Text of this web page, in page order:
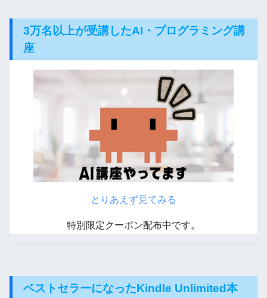
3万名以上が受講したAI・プログラミング講
座
とりあえず見てみる
特別限定クーポン配布中です。
ベストセラーになったKindle Unlimited本